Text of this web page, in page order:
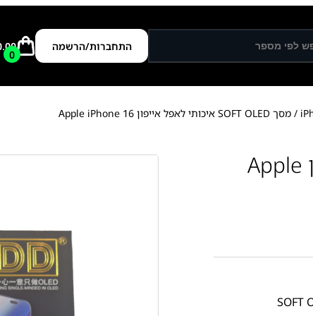
התחברות/הרשמה
0
/ מסך SOFT OLED איכותי לאפל אייפון Apple iPhone 16
מסך SOFT OLED איכותי לאפל אייפון Apple